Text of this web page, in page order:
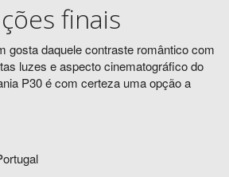
finais
gosta daquele contraste romântico com
luzes e aspecto cinematográfico do
P30 é com certeza uma opção a